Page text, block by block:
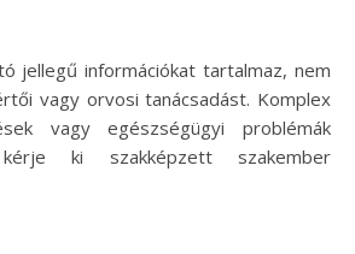
jellegű információkat tartalmaz, nem
vagy orvosi tanácsadást. Komplex
vagy egészségügyi problémák
ki szakképzett szakember